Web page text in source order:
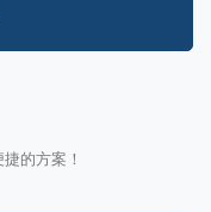
的方案！